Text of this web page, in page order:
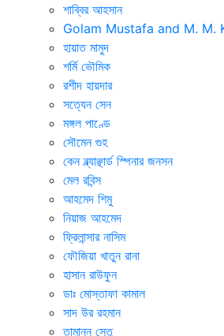
শাব্বির আহসান
Golam Mustafa and M. M.
হায়াত মামুদ
শর্মি ভৌমিক
রশীদ হায়দার
সত্যেন সেন
মঙ্গল পাণ্ডে
সৌমেন গুহ
কেন ব্ল্যাঞ্ছার্ড স্পিনার জনসন
মেল রবিন্স
আহমেদ শিমু
নিয়াজ আহমেদ
ফ্রিলান্সার নাসিম
ফৌজিয়া খাতুন রানা
হাসান রাউফুন
ডাঃ মোস্তাফা কামাল
সাদ উর রহমান
তামান্ন সেতু